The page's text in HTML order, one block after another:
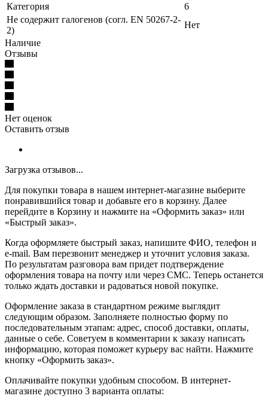
Категория
6
Не содержит галогенов (согл. EN 50267-2-
2)
Нет
Наличие
Отзывы
Нет оценок
Оставить отзыв
Загрузка отзывов...
Для покупки товара в нашем интернет-магазине выберите
понравившийся товар и добавьте его в корзину. Далее
перейдите в Корзину и нажмите на «Оформить заказ» или
«Быстрый заказ».
Когда оформляете быстрый заказ, напишите ФИО, телефон и
e-mail. Вам перезвонит менеджер и уточнит условия заказа.
По результатам разговора вам придет подтверждение
оформления товара на почту или через СМС. Теперь останется
только ждать доставки и радоваться новой покупке.
Оформление заказа в стандартном режиме выглядит
следующим образом. Заполняете полностью форму по
последовательным этапам: адрес, способ доставки, оплаты,
данные о себе. Советуем в комментарии к заказу написать
информацию, которая поможет курьеру вас найти. Нажмите
кнопку «Оформить заказ».
Оплачивайте покупки удобным способом. В интернет-
магазине доступно 3 варианта оплаты: